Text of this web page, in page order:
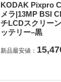
KODAK Pixpro
メラ|13MP BSI
チLCDスクリー
ッテリー–黒
新品最安値：